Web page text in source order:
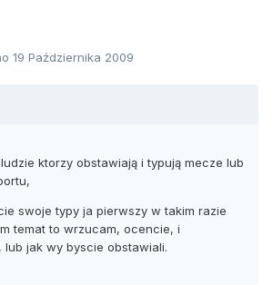
19 Października 2009
ktorzy obstawiają i typują mecze lub
swoje typy ja pierwszy w takim razie
temat to wrzucam, ocencie, i
jak wy byscie obstawiali.